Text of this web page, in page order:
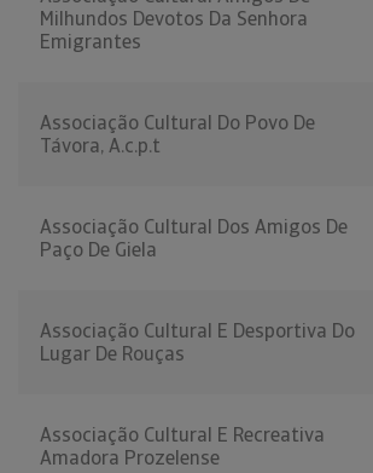
Milhundos Devotos Da Senhora
Emigrantes
Associação Cultural Do Povo De
Távora, A.c.p.t
Associação Cultural Dos Amigos De
Paço De Giela
Associação Cultural E Desportiva Do
Lugar De Rouças
Associação Cultural E Recreativa
Amadora Prozelense